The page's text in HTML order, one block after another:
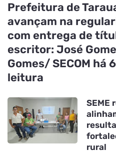
Prefeitura de
avançam na
com entrega de
escritor: José
Gomes/ SECOM há
leitura
SEME
rural